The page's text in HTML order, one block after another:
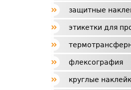
защитные
этикетки для
флексография
круглые